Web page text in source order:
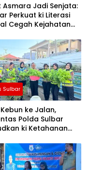
Asmara Jadi Senjata:
Perkuat ki Literasi
Cegah Kejahatan
Sulbar
ke Jalan,
Polda Sulbar
ki Ketahanan
Masyarakat